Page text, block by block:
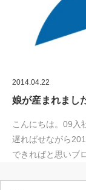
2014.04.22
娘が産まれまし
こんにちは。09入
遅ればせながら
できればと思いブ